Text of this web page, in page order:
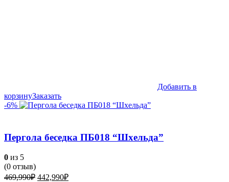
Добавить в
корзинуЗаказать
-6%
Пергола беседка ПБ018 “Шхельда”
0 из 5
(0 отзыв)
469,990₽ Первоначальная
442,990₽Текущая